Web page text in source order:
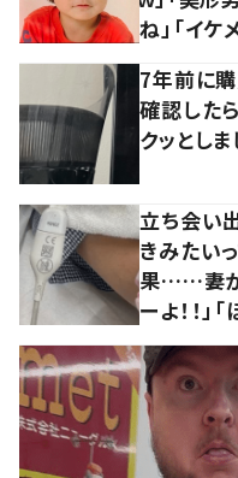
ね」「イケ
7年前に
確認した
クッとし
立ち会い
きみたい
果……妻が
ーよ！！」